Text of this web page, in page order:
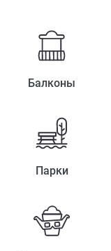
Балконы
Парки